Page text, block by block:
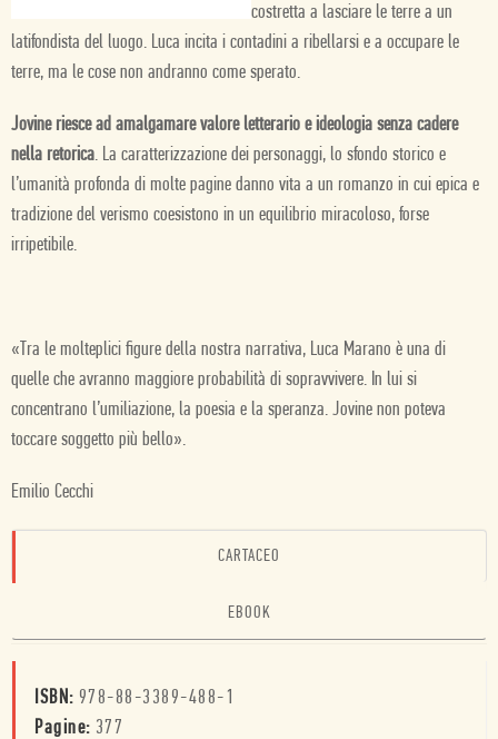
costretta a lasciare le terre a un
latifondista del luogo. Luca incita i contadini a ribellarsi e a occupare le
terre, ma le cose non andranno come sperato.
Jovine riesce ad amalgamare valore letterario e ideologia senza cadere
nella retorica. La caratterizzazione dei personaggi, lo sfondo storico e
l’umanità profonda di molte pagine danno vita a un romanzo in cui epica e
tradizione del verismo coesistono in un equilibrio miracoloso, forse
irripetibile.
«Tra le molteplici figure della nostra narrativa, Luca Marano è una di
quelle che avranno maggiore probabilità di sopravvivere. In lui si
concentrano l’umiliazione, la poesia e la speranza. Jovine non poteva
toccare soggetto più bello».
Emilio Cecchi
CARTACEO
EBOOK
ISBN: 978-88-3389-488-1
Pagine: 377